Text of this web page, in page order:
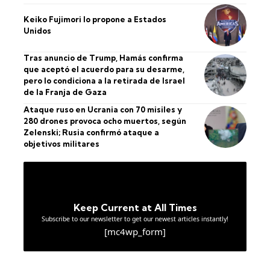
Keiko Fujimori lo propone a Estados
Unidos
Tras anuncio de Trump, Hamás confirma
que aceptó el acuerdo para su desarme,
pero lo condiciona a la retirada de Israel
de la Franja de Gaza
Ataque ruso en Ucrania con 70 misiles y
280 drones provoca ocho muertos, según
Zelenski; Rusia confirmó ataque a
objetivos militares
Keep Current at All Times
Subscribe to our newsletter to get our newest articles instantly!
[mc4wp_form]